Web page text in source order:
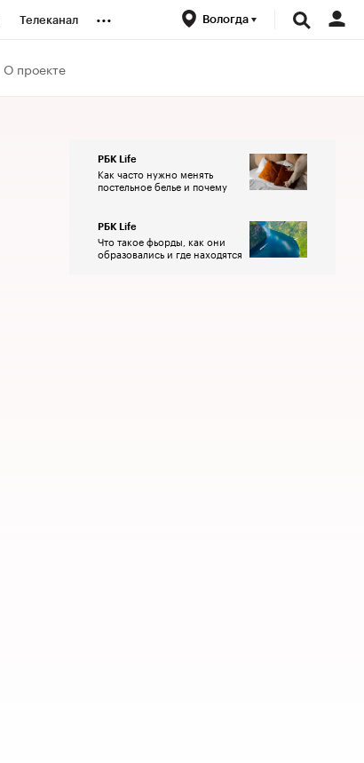
Телеканал ... Вологда
О проекте
РБК Life
Как часто нужно менять
постельное белье и почему
РБК Life
Что такое фьорды, как они
образовались и где находятся